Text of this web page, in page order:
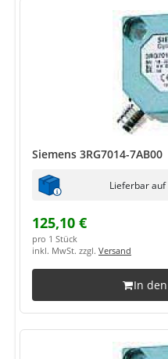
Siemens 3RG7014-7AB00
Lieferbar
125,10 €
pro 1 Stück
inkl. MwSt. zzgl. Versand
In